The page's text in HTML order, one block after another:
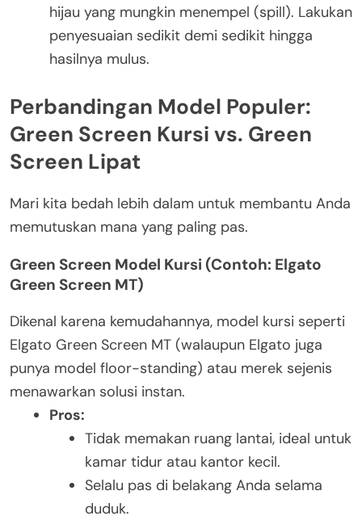
hijau yang mungkin menempel (spill). Lakukan
penyesuaian sedikit demi sedikit hingga
hasilnya mulus.
Perbandingan Model Populer:
Green Screen Kursi vs. Green
Screen Lipat
Mari kita bedah lebih dalam untuk membantu Anda
memutuskan mana yang paling pas.
Green Screen Model Kursi (Contoh: Elgato
Green Screen MT)
Dikenal karena kemudahannya, model kursi seperti
Elgato Green Screen MT (walaupun Elgato juga
punya model floor-standing) atau merek sejenis
menawarkan solusi instan.
Pros:
Tidak memakan ruang lantai, ideal untuk
kamar tidur atau kantor kecil.
Selalu pas di belakang Anda selama
duduk.